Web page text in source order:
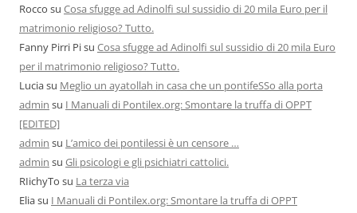
Rocco su Cosa sfugge ad Adinolfi sul sussidio di 20 mila Euro per il
matrimonio religioso? Tutto.
Fanny Pirri Pisu Cosa sfugge ad Adinolfi sul sussidio di 20 mila Euro
per il matrimonio religioso? Tutto.
Luciasu Meglio un ayatollah in casa che un pontifeSSo alla porta
admin su I Manuali di Pontilex.org: Smontare la truffa di OPPT
[EDITED]
admin su L’amico dei pontilessi è un censore …
admin su Gli psicologi e gli psichiatri cattolici.
RIichyTo su La terza via
Eliasu I Manuali di Pontilex.org: Smontare la truffa di OPPT